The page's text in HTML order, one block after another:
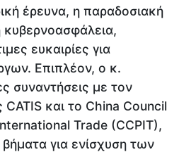
έρευνα, η παραδοσιακή
κυβερνοασφάλεια,
ευκαιρίες για
Επιπλέον, ο κ.
συναντήσεις με τον
CATIS και το China Council
Trade (CCPIT),
για ενίσχυση των